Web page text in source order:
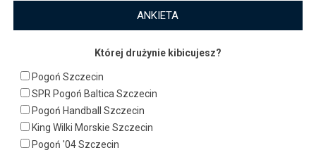
ANKIETA
Której drużynie kibicujesz?
Pogoń Szczecin
SPR Pogoń Baltica Szczecin
Pogoń Handball Szczecin
King Wilki Morskie Szczecin
Pogoń '04 Szczecin